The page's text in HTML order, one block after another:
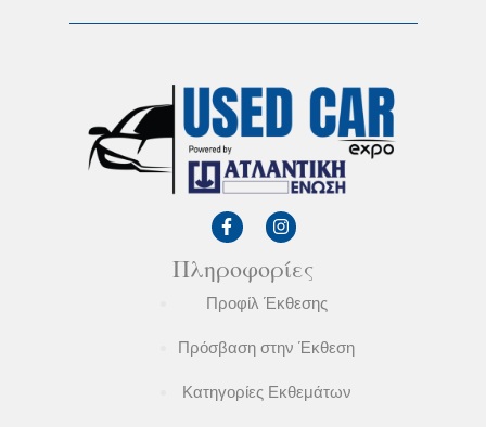
F
a
e
o
k
-
I
n
t
g
a
m
Πληροφορίες
Προφίλ Έκθεσης
Πρόσβαση στην Έκθεση
Κατηγορίες Εκθεμάτων